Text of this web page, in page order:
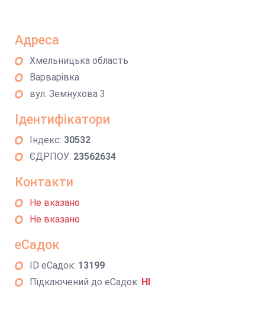
Адреса
Хмельницька область
Варварівка
вул. Земнухова 3
Ідентифікатори
Індекс: 30532
ЄДРПОУ: 23562634
Контакти
Не вказано
Не вказано
еСадок
ID еСадок: 13199
Підключений до еСадок: НІ